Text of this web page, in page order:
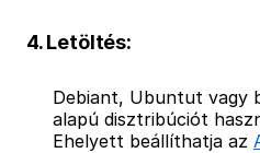
4. Letöltés:
Debiant, Ubuntut vagy
alapú disztribúciót
Ehelyett beállíthatja az